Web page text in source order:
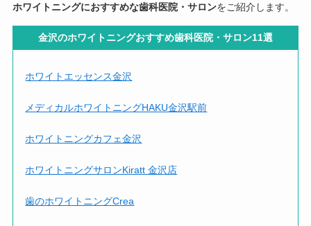
ホワイトニングにおすすめな歯科医院・サロンをご紹介します。
金沢のホワイトニングおすすめ歯科医院・サロン11選
ホワイトエッセンス金沢
メディカルホワイトニングHAKU金沢駅前
ホワイトニングカフェ金沢
ホワイトニングサロンKiratt 金沢店
歯のホワイトニングCrea